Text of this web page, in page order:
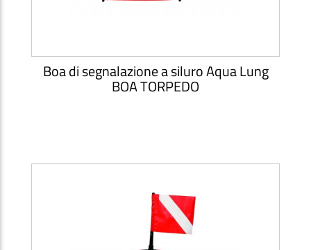
Boa di segnalazione a siluro Aqua Lung
BOA TORPEDO